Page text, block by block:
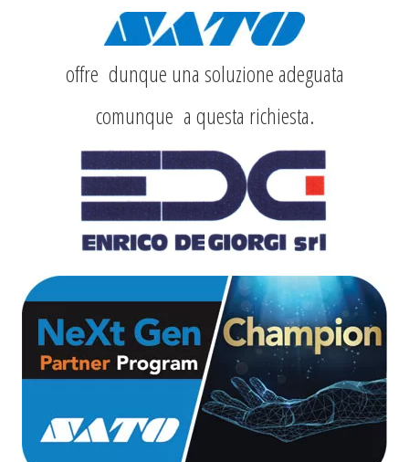
offre dunque una soluzione adeguata
comunque a questa richiesta.